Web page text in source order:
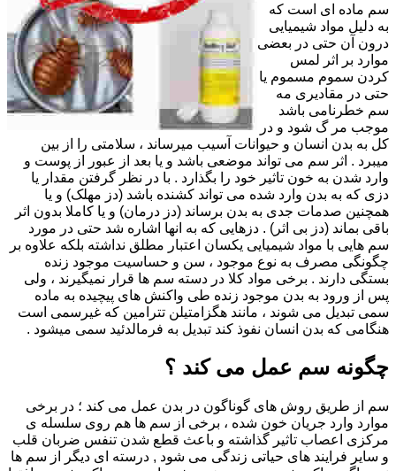
سم ماده ای است که
به دلیل مواد شیمیایی
درون آن حتی در بعضی
موارد بر اثر لمس
کردن سموم مسموم یا
حتی در مقادیری مه
سم خطرنامی باشد
موجب مر گ شود و در
کل به بدن انسان و حیوانات آسیب میرساند ، سلامتی را از بین
میبرد . اثر سم می تواند موضعی باشد و یا بعد از عبور از پوست و
وارد شدن به خون تاثیر خود را بگذارد . با در نظر گرفتن مقدار یا
دزی که به بدن وارد شده می تواند کشنده باشد (دز مهلک) و یا
همچنین صدمات جدی به بدن برساند (دز درمان) و یا کاملا بدون اثر
باقی بماند (دز بی اثر) . دزهایی که به انها اشاره شد حتی در مورد
سم هایی با مواد شیمیایی یکسان اعتبار مطلق نداشته بلکه علاوه بر
چگونگی مصرف به نوع موجود ، سن و حساسیت موجود زنده
بستگی دارند . برخی مواد کلا در دسته سم ها قرار نمیگیرند ، ولی
پس از ورود به بدن موجود زنده طی واکنش های پیچیده به ماده
سمی تبدیل می شوند ، مانند هگزامتیلن تترامین که غیرسمی است
هنگامی که بدن انسان نفوذ کند تبدیل به فرمالدئید سمی میشود .
چگونه سم عمل می کند ؟
سم از طریق روش های گوناگون در بدن عمل می کند ؛ در برخی
موارد وارد جریان خون شده ، برخی از سم ها هم روی سلسله ی
مرکزی اعصاب تاثیر گذاشته و باعث قطع شدن تنفس ضربان قلب
و سایر فرایند های حیاتی زندگی می شود , درسته ای دیگر از سم ها